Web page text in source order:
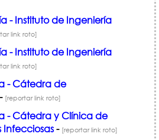
- Instituto de Ingeniería
link roto]
- Instituto de Ingeniería
link roto]
- Cátedra de
- [reportar link roto]
- Cátedra y Clínica de
Infecciosas- [reportar link roto]